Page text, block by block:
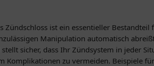
Zündschloss ist ein essentieller
Manipulation automatisch
sicher, dass Ihr Zündsystem in jeder
Komplikationen zu vermeiden. Beispiele